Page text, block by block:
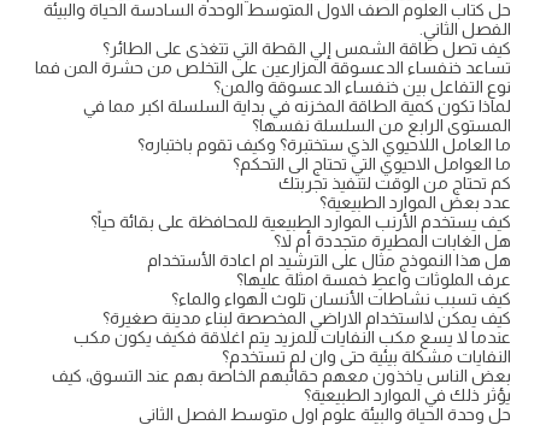
حل كتاب العلوم الصف الاول المتوسط الوحدة السادسة الحياة والبيئة
الفصل الثاني.
كيف تصل طاقة الشمس إلي القطة التي تتغذى على الطائر؟
تساعد خنفساء الدعسوقة المزارعين على التخلص من حشرة المن فما
نوع التفاعل بين خنفساء الدعسوقة والمن؟
لماذا تكون كمية الطاقة المخزنه في بداية السلسلة اكبر مما في
المستوى الرابع من السلسلة نفسها؟
ما العامل اللاحيوي الذي ستختبرة؟ وكيف تقوم باختباره؟
ما العوامل الاحيوي التي تحتاج الى التحكم؟
كم تحتاج من الوقت لتنفيذ تجربتك
عدد بعض الموارد الطبيعية؟
كيف يستخدم الأرنب الموارد الطبيعية للمحافظة على بقائة حياً؟
هل الغابات المطيرة متجددة أم لا؟
هل هذا النموذج مثال على الترشيد ام اعادة الأستخدام
عرف الملوثات واعطِ خمسة امثلة عليها؟
كيف تسبب نشاطات الأنسان تلوث الهواء والماء؟
كيف يمكن لااستخدام الاراضي المخصصة لبناء مدينة صغيرة؟
عندما لا يسع مكب النفايات للمزيد يتم اغلاقة فكيف يكون مكب
النفايات مشكلة بيئية حتى وان لم تستخدم؟
بعض الناس ياخذون معهم حقائبهم الخاصة بهم عند التسوق، كيف
يؤثر ذلك في الموارد الطبيعية؟
حل وحدة الحياة والبيئة علوم اول متوسط الفصل الثاني